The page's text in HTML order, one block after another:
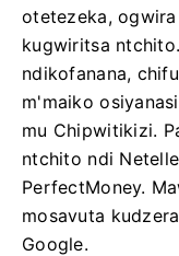
otetezeka,
kugwiritsa
ndikofanana,
m'maiko
mu Chipwitikizi.
ntchito ndi
PerfectMoney.
mosavuta
Google.